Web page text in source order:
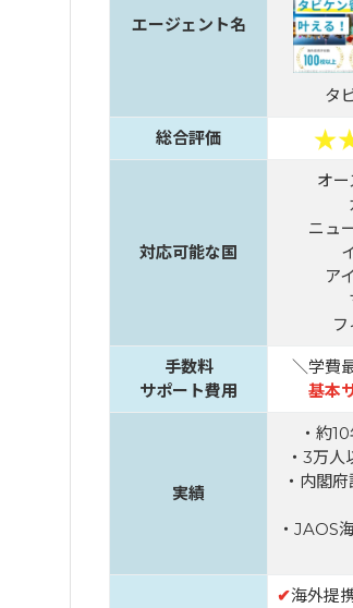
エージェント名
タ
総合評価
対応可能な国
オ
ニュ
ア
手数料
サポート費用
＼学費
基本
実績
・約
・3万
・内閣
・JAOS
✔海外提